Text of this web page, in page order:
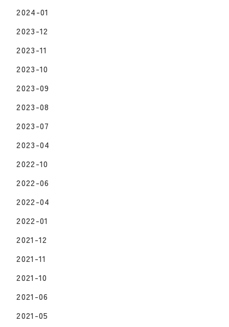
2024-01
2023-12
2023-11
2023-10
2023-09
2023-08
2023-07
2023-04
2022-10
2022-06
2022-04
2022-01
2021-12
2021-11
2021-10
2021-06
2021-05